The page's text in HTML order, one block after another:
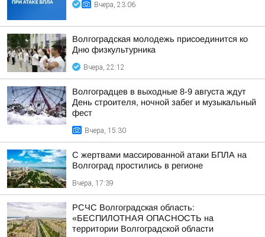
Вчера, 23:06
Волгоградская молодежь присоединится ко
Дню физкультурника
Вчера, 22:12
Волгоградцев в выходные 8-9 августа ждут
День строителя, ночной забег и музыкальный
фест
Вчера, 15:30
С жертвами массированной атаки БПЛА на
Волгоград простились в регионе
Вчера, 17:39
РСЧС Волгоградская область:
«БЕСПИЛОТНАЯ ОПАСНОСТЬ на
территории Волгоградской области